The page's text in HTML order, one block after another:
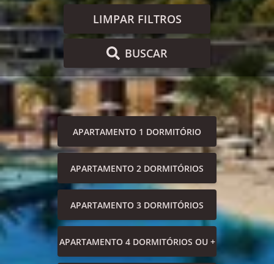
LIMPAR FILTROS
BUSCAR
APARTAMENTO 1 DORMITÓRIO
APARTAMENTO 2 DORMITÓRIOS
APARTAMENTO 3 DORMITÓRIOS
APARTAMENTO 4 DORMITÓRIOS OU +